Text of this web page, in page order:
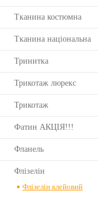
Тканина костюмна
Тканина національна
Тринитка
Трикотаж люрекс
Трикотаж
Фатин АКЦІЯ!!!
Фланель
Флізелін
Флізелін клейовий